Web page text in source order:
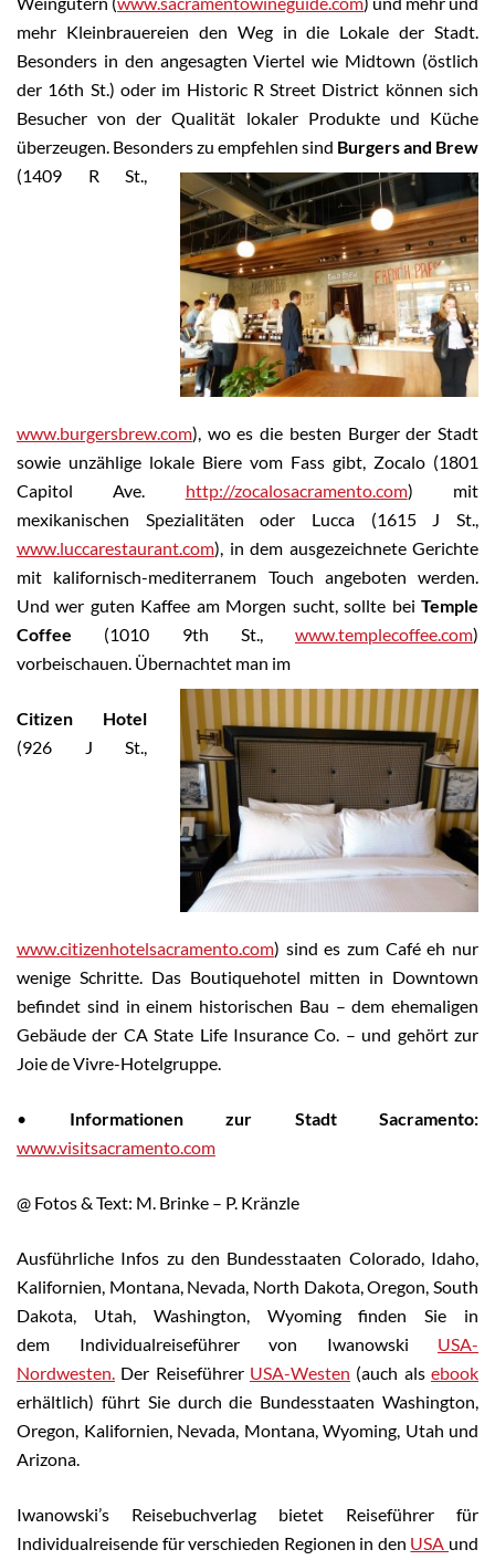
mehr Kleinbrauereien den Weg in die Lokale der Stadt.
Besonders in den angesagten Viertel wie Midtown (östlich
der 16th St.) oder im Historic R Street District können sich
Besucher von der Qualität lokaler Produkte und Küche
überzeugen. Besonders zu empfehlen sind Burgers and Brew
(1409 R St.,
www.burgersbrew.com), wo es die besten Burger der Stadt
sowie unzählige lokale Biere vom Fass gibt, Zocalo (1801
Capitol Ave. http://zocalosacramento.com) mit
mexikanischen Spezialitäten oder Lucca (1615 J St.,
www.luccarestaurant.com), in dem ausgezeichnete Gerichte
mit kalifornisch-mediterranem Touch angeboten werden.
Und wer guten Kaffee am Morgen sucht, sollte bei Temple
Coffee (1010 9th St., www.templecoffee.com)
vorbeischauen. Übernachtet man im
Citizen Hotel
(926 J St.,
www.citizenhotelsacramento.com) sind es zum Café eh nur
wenige Schritte. Das Boutiquehotel mitten in Downtown
befindet sind in einem historischen Bau – dem ehemaligen
Gebäude der CA State Life Insurance Co. – und gehört zur
Joie de Vivre-Hotelgruppe.
• Informationen zur Stadt Sacramento:
www.visitsacramento.com
@ Fotos & Text: M. Brinke – P. Kränzle
Ausführliche Infos zu den Bundesstaaten Colorado, Idaho,
Kalifornien, Montana, Nevada, North Dakota, Oregon, South
Dakota, Utah, Washington, Wyoming finden Sie in
dem Individualreiseführer von Iwanowski USA-
Nordwesten. Der Reiseführer USA-Westen (auch als ebook
erhältlich) führt Sie durch die Bundesstaaten Washington,
Oregon, Kalifornien, Nevada, Montana, Wyoming, Utah und
Arizona.
Iwanowski’s Reisebuchverlag bietet Reiseführer für
Individualreisende für verschieden Regionen in den USA und